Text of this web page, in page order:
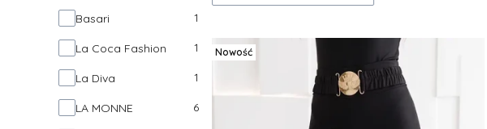
Marka
Basari 1
La Coca Fashion 1
La Diva 1
LA MONNE 6
Nowość